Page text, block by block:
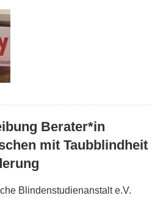
Berater*in
mit Taubblindheit
Blindenstudienanstalt e.V.